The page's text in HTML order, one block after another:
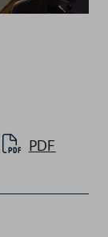
PDF